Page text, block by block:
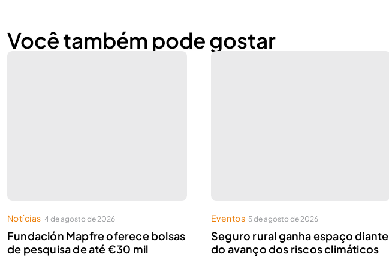
Você também pode gostar
Notícias 4 de agosto de 2026
Fundación Mapfre oferece bolsas
de pesquisa de até €30 mil
Eventos 5 de agosto de 2026
Seguro rural ganha espaço diante
do avanço dos riscos climáticos